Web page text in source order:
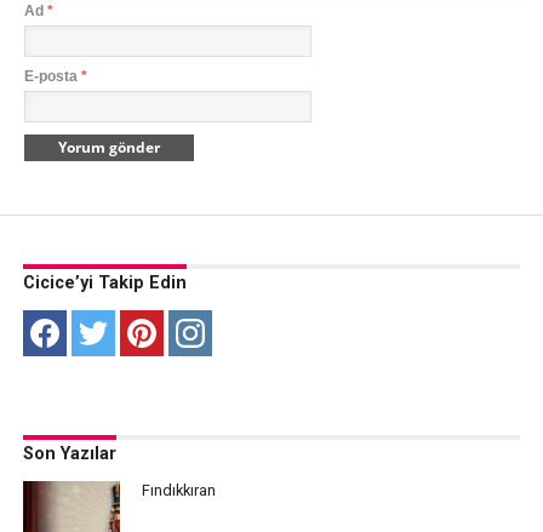
Ad *
E-posta *
Cicice’yi Takip Edin
Son Yazılar
Fındıkkıran